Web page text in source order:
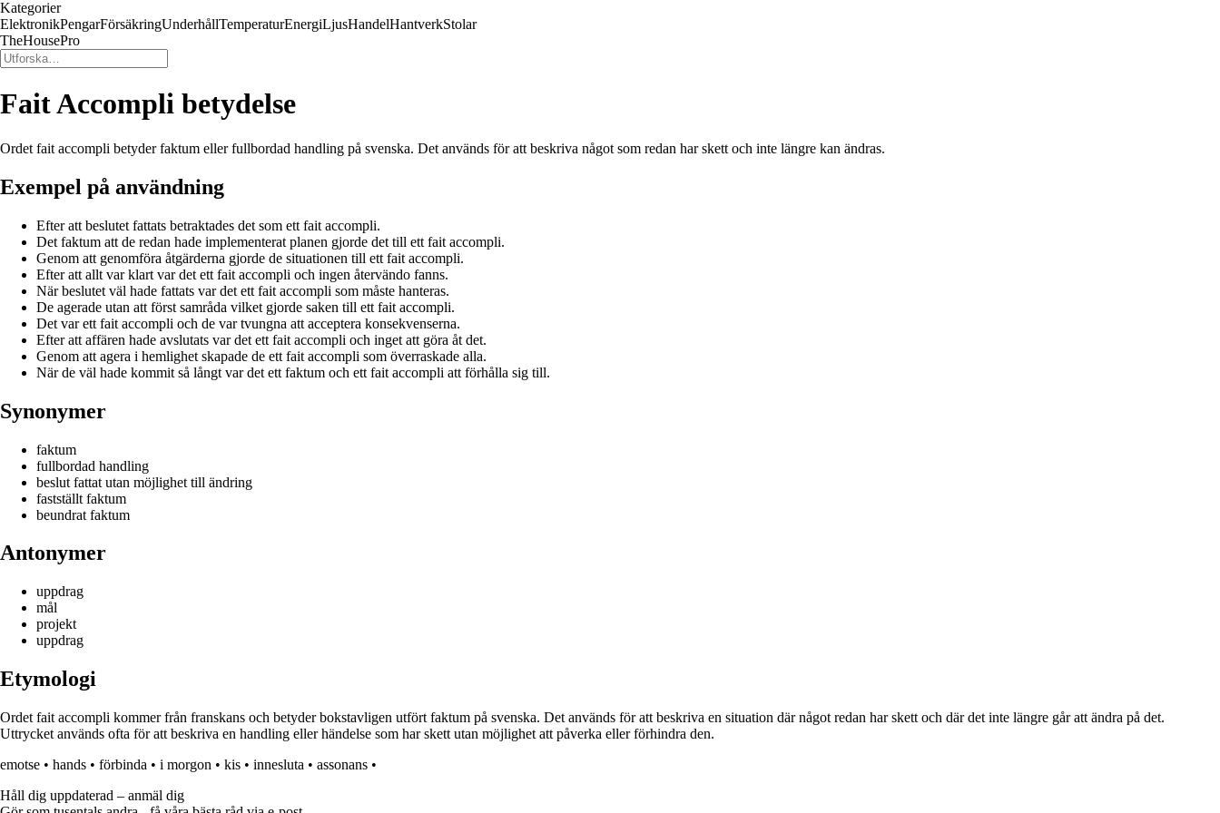
Kategorier
ElektronikPengarFörsäkringUnderhållTemperaturEnergiLjusHandelHantverkStolar
TheHousePro
Fait Accompli betydelse
Ordet fait accompli betyder faktum eller fullbordad handling på svenska. Det används för att beskriva något som redan har skett och inte längre kan ändras.
Exempel på användning
Efter att beslutet fattats betraktades det som ett fait accompli.
Det faktum att de redan hade implementerat planen gjorde det till ett fait accompli.
Genom att genomföra åtgärderna gjorde de situationen till ett fait accompli.
Efter att allt var klart var det ett fait accompli och ingen återvändo fanns.
När beslutet väl hade fattats var det ett fait accompli som måste hanteras.
De agerade utan att först samråda vilket gjorde saken till ett fait accompli.
Det var ett fait accompli och de var tvungna att acceptera konsekvenserna.
Efter att affären hade avslutats var det ett fait accompli och inget att göra åt det.
Genom att agera i hemlighet skapade de ett fait accompli som överraskade alla.
När de väl hade kommit så långt var det ett faktum och ett fait accompli att förhålla sig till.
Synonymer
faktum
fullbordad handling
beslut fattat utan möjlighet till ändring
fastställt faktum
beundrat faktum
Antonymer
uppdrag
mål
projekt
uppdrag
Etymologi
Ordet fait accompli kommer från franskans och betyder bokstavligen utfört faktum på svenska. Det används för att beskriva en situation där något redan har skett och där det inte längre går att ändra på det.
Uttrycket används ofta för att beskriva en handling eller händelse som har skett utan möjlighet att påverka eller förhindra den.
emotse • hands • förbinda • i morgon • kis • innesluta • assonans •
Håll dig uppdaterad – anmäl dig